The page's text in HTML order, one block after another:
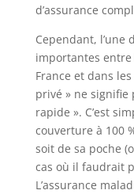
d’assurance
Cependant, l’une
importantes entre
France et dans
privé » ne signifie
rapide ». C’est
couverture à 100
soit de sa poche
cas où il faudrait
L’assurance